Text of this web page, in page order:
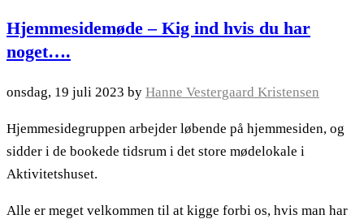
Hjemmesidemøde – Kig ind hvis du har
noget….
onsdag, 19 juli 2023 by Hanne Vestergaard Kristensen
Hjemmesidegruppen arbejder løbende på hjemmesiden, og
sidder i de bookede tidsrum i det store mødelokale i
Aktivitetshuset.
Alle er meget velkommen til at kigge forbi os, hvis man har